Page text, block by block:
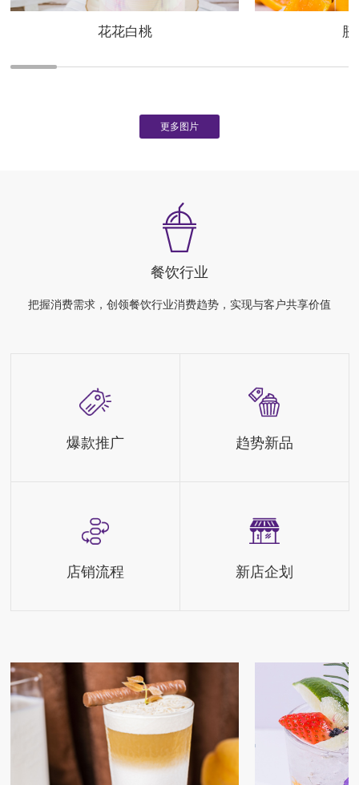
花花白桃
更多图片
餐饮行业
把握消费需求，创领餐饮行业消费趋势，实现与客户共享价值
爆款推广 趋势新品
店销流程 新店企划